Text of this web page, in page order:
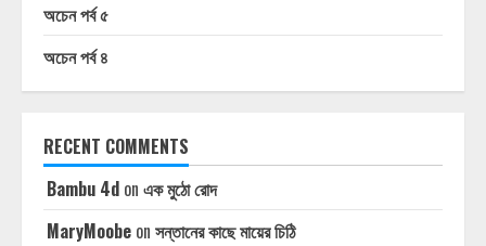
অচেন পর্ব ৫
অচেন পর্ব ৪
RECENT COMMENTS
Bambu 4d on এক মুঠো রোদ
MaryMoobe on সন্তানের কাছে মায়ের চিঠি